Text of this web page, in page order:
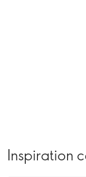
Inspiration